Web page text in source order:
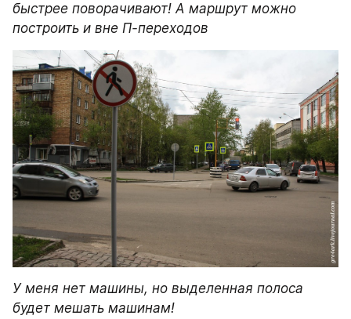
быстрее поворачивают! А маршрут можно
построить и вне П-переходов
У меня нет машины, но выделенная полоса
будет мешать машинам!